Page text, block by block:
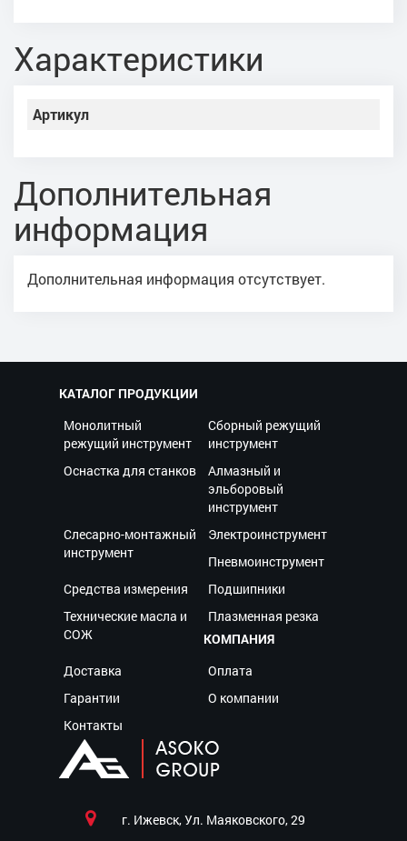
Характеристики
Артикул
Дополнительная
информация
Дополнительная информация отсутствует.
КАТАЛОГ ПРОДУКЦИИ
Монолитный
режущий инструмент
Сборный режущий
инструмент
Оснастка для станков
Алмазный и
эльборовый
инструмент
Слесарно-монтажный
инструмент
Электроинструмент
Пневмоинструмент
Средства измерения
Подшипники
Технические масла и
СОЖ
Плазменная резка
КОМПАНИЯ
Доставка
Оплата
Гарантии
О компании
Контакты
г. Ижевск, Ул. Маяковского, 29